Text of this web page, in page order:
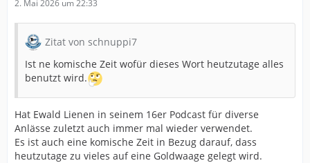
2. Mai 2026 um 22:33
Zitat von schnuppi7
Ist ne komische Zeit wofür dieses Wort heutzutage alles
benutzt wird.
Hat Ewald Lienen in seinem 16er Podcast für diverse
Anlässe zuletzt auch immer mal wieder verwendet.
Es ist auch eine komische Zeit in Bezug darauf, dass
heutzutage zu vieles auf eine Goldwaage gelegt wird.